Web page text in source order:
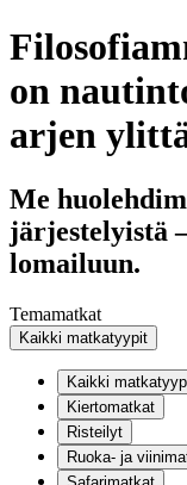
on
arjen
Me
järjestelyistä
lomailuun.
Temamatkat
Kaikki matkatyypit
Kaikki
Kiertomatkat
Risteilyt
Ruoka- ja